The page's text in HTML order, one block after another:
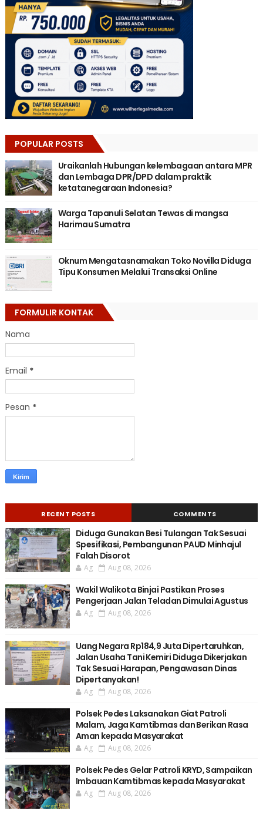
POPULAR POSTS
Uraikanlah Hubungan kelembagaan antara MPR
dan Lembaga DPR/DPD dalam praktik
ketatanegaraan Indonesia?
Warga Tapanuli Selatan Tewas di mangsa
Harimau Sumatra
Oknum Mengatasnamakan Toko Novilla Diduga
Tipu Konsumen Melalui Transaksi Online
FORMULIR KONTAK
Nama
Email *
Pesan *
RECENT POSTS COMMENTS
Diduga Gunakan Besi Tulangan Tak Sesuai
Spesifikasi, Pembangunan PAUD Minhajul
Falah Disorot
Ag Aug 08, 2026
Wakil Walikota Binjai Pastikan Proses
Pengerjaan Jalan Teladan Dimulai Agustus
Ag Aug 08, 2026
Uang Negara Rp184,9 Juta Dipertaruhkan,
Jalan Usaha Tani Kemiri Diduga Dikerjakan
Tak Sesuai Harapan, Pengawasan Dinas
Dipertanyakan!
Ag Aug 08, 2026
Polsek Pedes Laksanakan Giat Patroli
Malam, Jaga Kamtibmas dan Berikan Rasa
Aman kepada Masyarakat
Ag Aug 08, 2026
Polsek Pedes Gelar Patroli KRYD, Sampaikan
Imbauan Kamtibmas kepada Masyarakat
Ag Aug 08, 2026